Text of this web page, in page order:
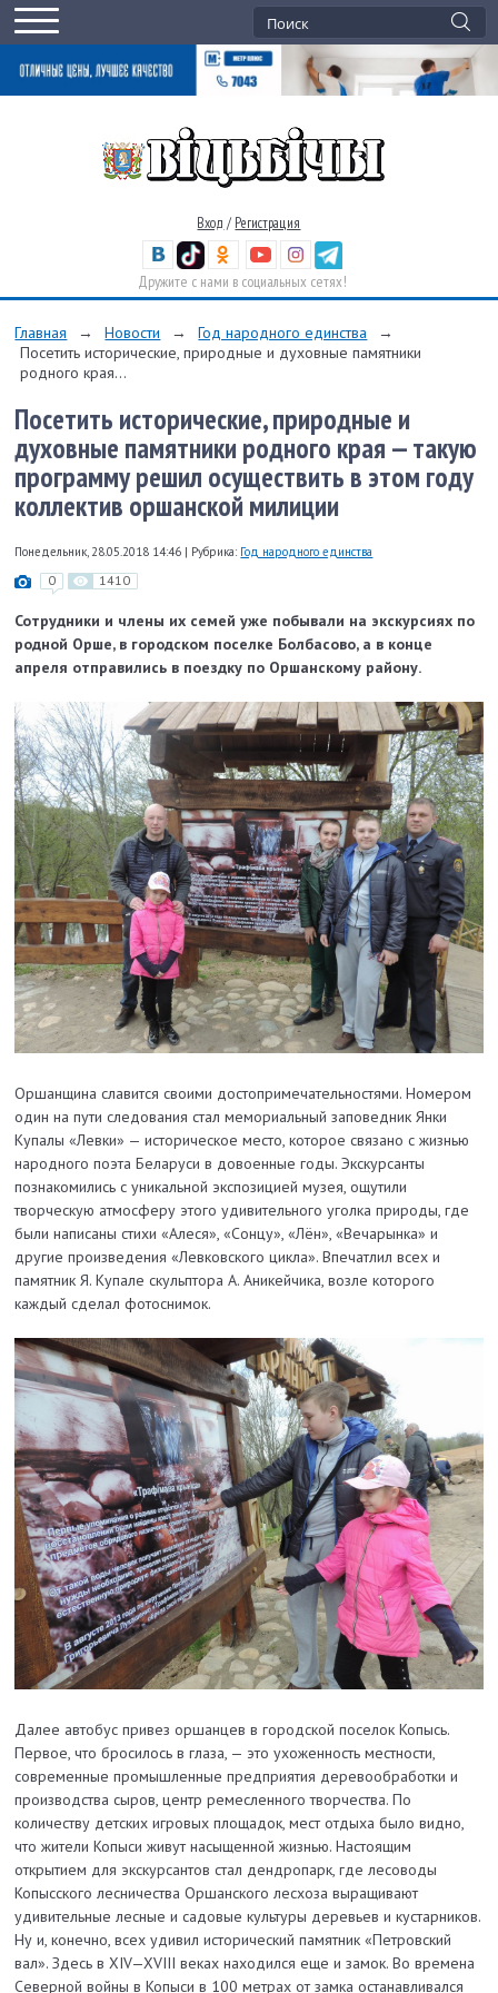
Вход / Регистрация
Дружите с нами в социальных сетях!
Главная → Новости → Год народного единства
→
Посетить исторические, природные и духовные памятники
родного края...
Посетить исторические, природные и
духовные памятники родного края — такую
программу решил осуществить в этом году
коллектив оршанской милиции
Понедельник, 28.05.2018 14:46 | Рубрика: Год народного единства
0 1410
Сотрудники и члены их семей уже побывали на экскурсиях по
родной Орше, в город­ском поселке Болбасово, а в конце
апреля отправились в поездку по Оршанскому району.
Оршанщина славится своими достопримечательностями. Номером
один на пути следования стал мемориальный заповедник Янки
Купалы «Левки» — историческое место, которое связано с жизнью
народного поэта Беларуси в довоенные годы. Экскурсанты
познакомились с уникальной экспозицией музея, ощутили
творческую атмосферу этого удивительного уголка природы, где
были написаны стихи «Алеся», «Сонцу», «Лён», «Вечарынка» и
другие произведения «Левковского цикла». Впечатлил всех и
памятник Я. Купале скульп­тора А. Аникейчика, возле которого
каждый сделал фотоснимок.
Далее автобус привез оршанцев в городской поселок Копысь.
Первое, что бросилось в глаза, — это ухоженность местности,
современные промышленные предприятия деревообработки и
производства сыров, центр ремесленного творчества. По
количеству детских игровых площадок, мест отдыха было видно,
что жители Копыси живут насыщенной жизнью. Настоящим
открытием для экскурсантов стал дендропарк, где лесоводы
Копысского лесничества Оршанского лесхоза выращивают
удивительные лесные и садовые культуры деревьев и кустарников.
Ну и, конечно, всех удивил исторический памятник «Петровский
вал». Здесь в XIV—XVIII веках находился еще и замок. Во времена
Северной войны в Копыси в 100 метрах от замка останавливался